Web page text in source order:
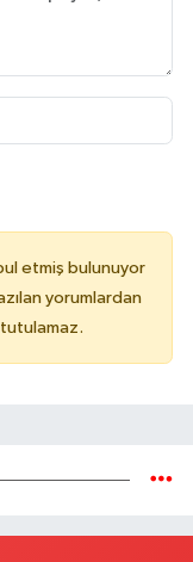
etmiş bulunuyor
yorumlardan